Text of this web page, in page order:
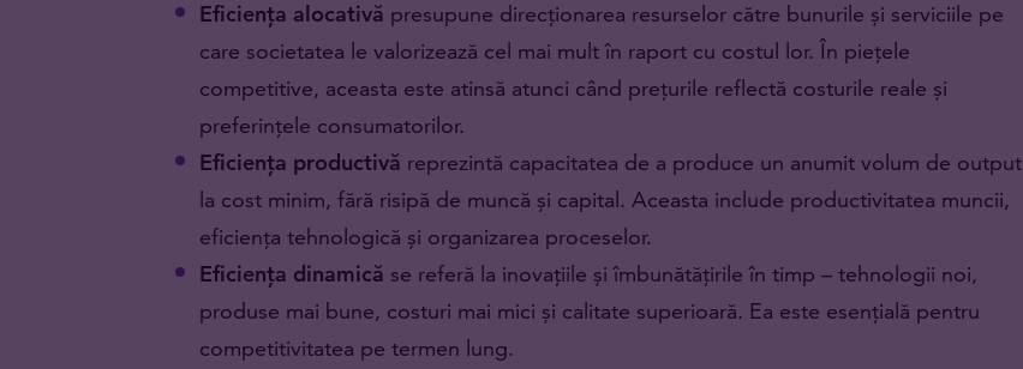
Eficiența alocativă presupune direcționarea resurselor către bunurile și serviciile pe
care societatea le valorizează cel mai mult în raport cu costul lor. În piețele
competitive, aceasta este atinsă atunci când prețurile reflectă costurile reale și
preferințele consumatorilor.
Eficiența productivă reprezintă capacitatea de a produce un anumit volum de output
la cost minim, fără risipă de muncă și capital. Aceasta include productivitatea muncii,
eficiența tehnologică și organizarea proceselor.
Eficiența dinamică se referă la inovațiile și îmbunătățirile în timp – tehnologii noi,
produse mai bune, costuri mai mici și calitate superioară. Ea este esențială pentru
competitivitatea pe termen lung.